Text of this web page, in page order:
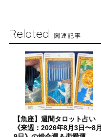
Related 関連記事
【魚座】週間タロット占い
《来週：2026年8月3日〜8月